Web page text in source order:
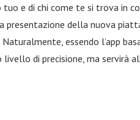
tuo e di chi come te si trova in
presentazione della nuova
essendo l’app
di precisione, ma servirà